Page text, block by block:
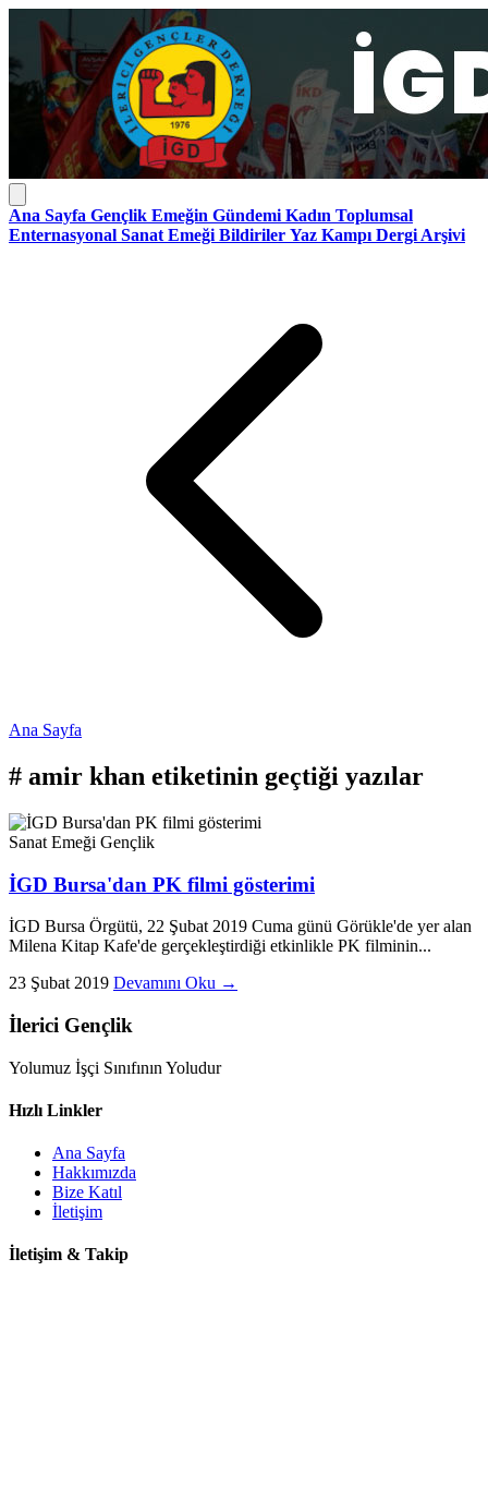
Ana Sayfa Gençlik Emeğin Gündemi Kadın Toplumsal
Enternasyonal Sanat Emeği Bildiriler Yaz Kampı Dergi Arşivi
Ana Sayfa
# amir khan etiketinin geçtiği yazılar
Sanat Emeği Gençlik
İGD Bursa'dan PK filmi gösterimi
İGD Bursa Örgütü, 22 Şubat 2019 Cuma günü Görükle'de yer alan
Milena Kitap Kafe'de gerçekleştirdiği etkinlikle PK filminin...
23 Şubat 2019 Devamını Oku →
İlerici Gençlik
Yolumuz İşçi Sınıfının Yoludur
Hızlı Linkler
Ana Sayfa
Hakkımızda
Bize Katıl
İletişim
İletişim & Takip